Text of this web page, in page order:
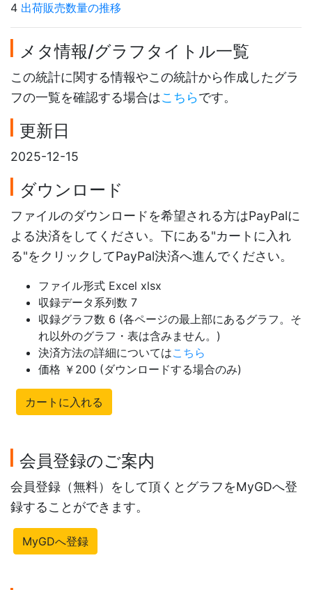
4 出荷販売数量の推移
メタ情報/グラフタイトル一覧
この統計に関する情報やこの統計から作成したグラ
フの一覧を確認する場合はこちらです。
更新日
2025-12-15
ダウンロード
ファイルのダウンロードを希望される方はPayPalに
よる決済をしてください。下にある"カートに入れ
る"をクリックしてPayPal決済へ進んでください。
ファイル形式 Excel xlsx
収録データ系列数 7
収録グラフ数 6 (各ページの最上部にあるグラフ。そ
れ以外のグラフ・表は含みません。)
決済方法の詳細についてはこちら
価格 ￥200 (ダウンロードする場合のみ)
カートに入れる
会員登録のご案内
会員登録（無料）をして頂くとグラフをMyGDへ登
録することができます。
MyGDへ登録